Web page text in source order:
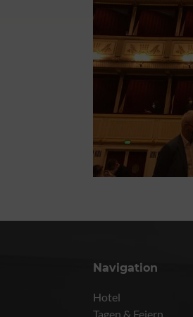
Navigation
Hotel
Tagen & Feiern